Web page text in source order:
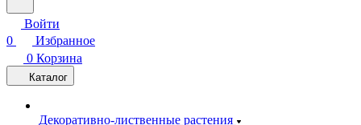
Войти
0
Избранное
0 Корзина
Каталог
Декоративно-лиственные растения